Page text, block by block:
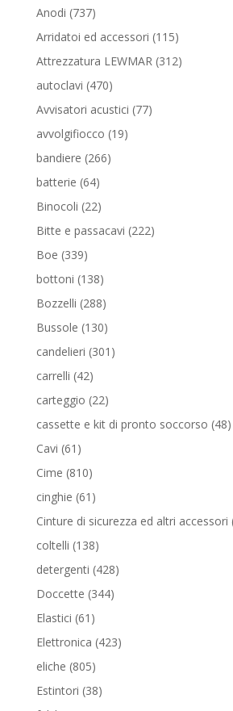
Anodi 737737
prodotti
Arridatoi ed accessori 115115
prodotti
Attrezzatura LEWMAR 312312
autoclavi 470470
prodotti
Avvisatori acustici 7777
avvolgifiocco 1919
bandiere 266266
batterie 6464
prodotti
Binocoli 2222
prodotti
Bitte e passacavi 222222
Boe 339339
prodotti
bottoni 138138
prodotti
Bozzelli 288288
prodotti
Bussole 130130
prodotti
candelieri 301 301
carrelli 4242
prodotti
carteggio 2222
prodotti
cassette e kit di pronto soccorso 4848
Cavi 61 61
prodotti
Cime 810810
prodotti
cinghie 61 61
prodotti
Cinture di sicurezza ed altri accessori
coltelli 138138
prodotti
detergenti 428428
Doccette 344344
Elastici 61 61
prodotti
Elettronica 423423
eliche 805805
prodotti
Estintori 3838